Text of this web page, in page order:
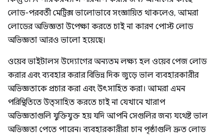
লোড-পরবর্তী মেট্রিক্স ভালোভাবে সংজ্ঞায়িত থাকলেও, আমরা
লোডের অভিজ্ঞতা উপেক্ষা করতে চাই না কারণ পোস্ট লোড
অভিজ্ঞতা আরও ভালো হয়েছে।
ওয়েব ভাইটালস উদ্যোগের অন্যতম লক্ষ্য হল ওয়েব পেজ লোড
করার এবং ব্যবহার করার বিভিন্ন দিক জুড়ে ভাল ব্যবহারকারীর
অভিজ্ঞতাকে প্রচার করা এবং উৎসাহিত করা। আমরা এমন
পরিস্থিতিতে উত্সাহিত করতে চাই না যেখানে খারাপ
অভিজ্ঞতাগুলি যুক্তিযুক্ত হয় যদি আপনি সেগুলির জন্য যথেষ্ট ভাল
অভিজ্ঞতা পেতে পারেন। ব্যবহারকারীরা চান পৃষ্ঠাগুলি দ্রুত লোড